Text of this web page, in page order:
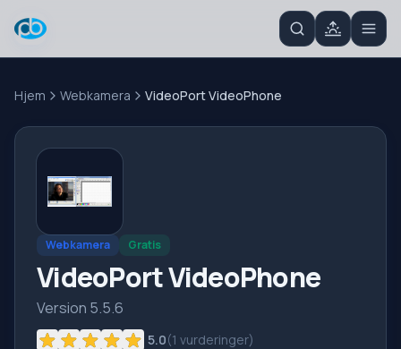
Hjem Webkamera VideoPort VideoPhone
Webkamera Gratis
VideoPort VideoPhone
Version 5.5.6
5.0(1 vurderinger)